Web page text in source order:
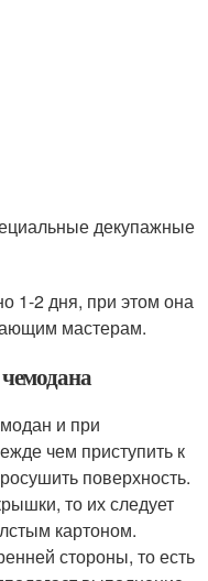
декупажные
1-2 дня, при этом она
мастерам.
и при
чем приступить к
поверхность.
то их следует
картоном.
стороны, то есть